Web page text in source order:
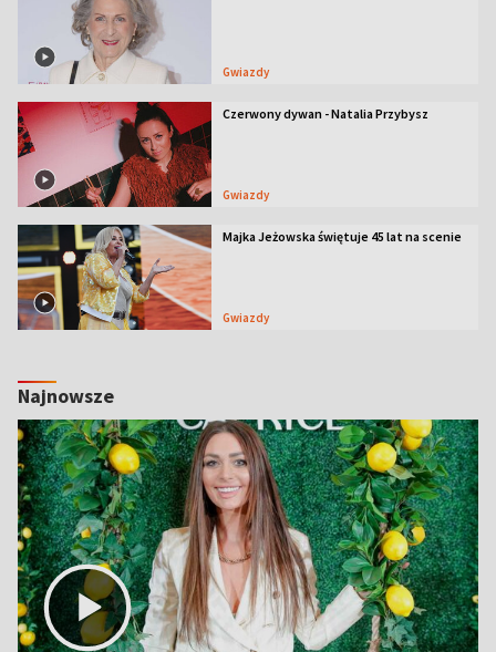
Gwiazdy
Czerwony dywan - Natalia Przybysz
Gwiazdy
Majka Jeżowska świętuje 45 lat na scenie
Gwiazdy
Najnowsze